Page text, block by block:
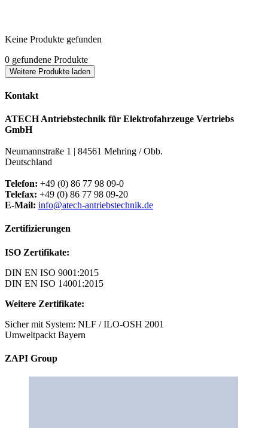
Keine Produkte gefunden
0 gefundene Produkte
Weitere Produkte laden
Kontakt
ATECH Antriebstechnik für Elektrofahrzeuge Vertriebs
GmbH
Neumannstraße 1 | 84561 Mehring / Obb.
Deutschland
Telefon: +49 (0) 86 77 98 09-0
Telefax: +49 (0) 86 77 98 09-20
E-Mail: info@atech-antriebstechnik.de
Zertifizierungen
ISO Zertifikate:
DIN EN ISO 9001:2015
DIN EN ISO 14001:2015
Weitere Zertifikate:
Sicher mit System: NLF / ILO-OSH 2001
Umweltpackt Bayern
ZAPI Group